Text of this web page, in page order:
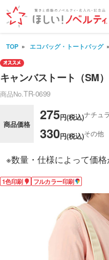
TOP エコバッグ・トートバッグ
キャンバストート（SM）
商品No.TR-0699
商品価格
275円(税込)ナチュ
330円(税込)その他
※数量・仕様によって価
1色印刷 フルカラー印刷